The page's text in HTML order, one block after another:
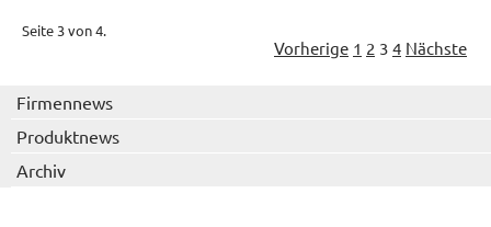
Seite 3 von 4.
Vorherige 1 2 3 4 Nächste
Firmennews
Produktnews
Archiv